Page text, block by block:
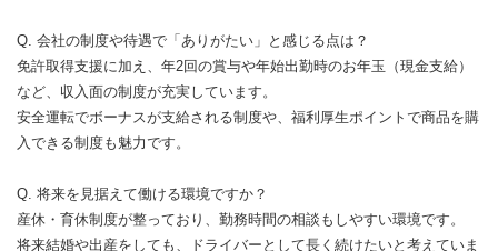
Q. 会社の制度や待遇で「ありがたい」と感じる点は？
免許取得支援に加え、年2回の賞与や年始出勤時のお年玉（現金支給）
など、収入面の制度が充実しています。
安全運転でボーナスが支給される制度や、福利厚生ポイントで商品を購
入できる制度も魅力です。
Q. 将来を見据えて働ける環境ですか？
産休・育休制度が整っており、勤務時間の相談もしやすい環境です。
将来結婚や出産をしても、ドライバーとして長く続けたいと考えていま